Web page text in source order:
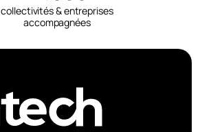
collectivités & entreprises
accompagnées